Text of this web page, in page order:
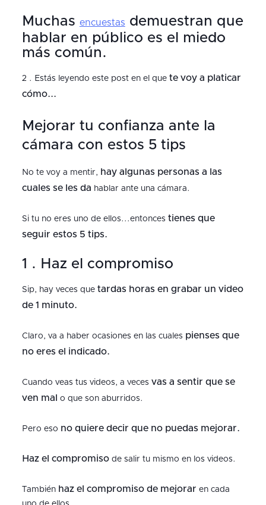
Muchas encuestas demuestran que
hablar en público es el miedo
más común.
2 . Estás leyendo este post en el quete voy a platicar
cómo...
Mejorar tu confianza ante la
cámara con estos 5 tips
No te voy a mentir, hay algunas personas a las
cuales se les da hablar ante una cámara.
Si tu no eres uno de ellos...entonces tienes que
seguir estos 5 tips.
1 . Haz el compromiso
Sip, hay veces que tardas horas en grabar un video
de 1 minuto.
Claro, va a haber ocasiones en las cuales pienses que
no eres el indicado.
Cuando veas tus videos, a veces vas a sentir que se
ven mal
o que son aburridos.
Pero eso no quiere decir que no puedas mejorar.
Haz el compromisode salir tu mismo en los videos.
También haz el compromiso de mejorar en cada